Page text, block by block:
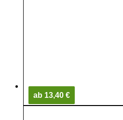
ab 13,40 €